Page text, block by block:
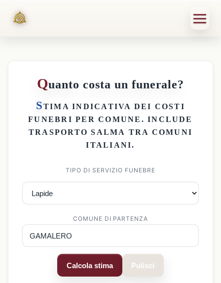
Quanto costa un funerale?
STIMA INDICATIVA DEI COSTI
FUNEBRI PER COMUNE . INCLUDE
TRASPORTO SALMA TRA COMUNI
ITALIANI.
TIPO DI SERVIZIO FUNEBRE
COMUNE DI PARTENZA
Calcola stima Pulisci